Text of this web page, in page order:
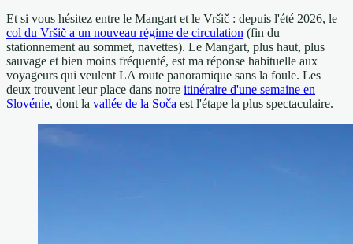
Et si vous hésitez entre le Mangart et le Vršič : depuis l'été 2026, le
col du Vršič a un nouveau régime de circulation (fin du
stationnement au sommet, navettes). Le Mangart, plus haut, plus
sauvage et bien moins fréquenté, est ma réponse habituelle aux
voyageurs qui veulent LA route panoramique sans la foule. Les
deux trouvent leur place dans notre itinéraire d'une semaine en
Slovénie, dont la vallée de la Soča est l'étape la plus spectaculaire.